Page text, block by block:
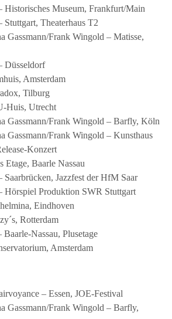
Historisches Museum, Frankfurt/Main
Theaterhaus T2
Gassmann/Frank Wingold – Matisse,
Düsseldorf
Amsterdam
Tilburg
Huis, Utrecht
Gassmann/Frank Wingold – Barfly, Köln
Gassmann/Frank Wingold – Kunsthaus
Konzert
Etage, Baarle Nassau
Jazzfest der HfM Saar
Hörspiel Produktion SWR Stuttgart
Eindhoven
Rotterdam
Nassau, Plusetage
Amsterdam
– Essen, JOE-Festival
Gassmann/Frank Wingold – Barfly,